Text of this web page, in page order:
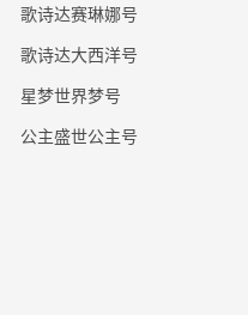
歌诗达赛琳娜号
歌诗达大西洋号
星梦世界梦号
公主盛世公主号